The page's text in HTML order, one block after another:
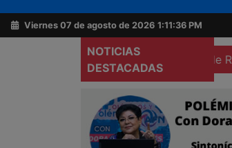
Viernes 07 de agosto de 2026 1:11:37 PM
NOTICIAS
DESTACADAS
preventiva domiciliaria de Ruffo Appel
Acerca
de